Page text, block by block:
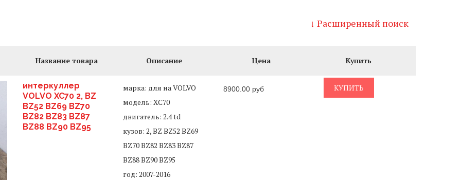
↓ Расширенный поиск
Название товара Описание Цена Купить
интеркуллер
VOLVO XC70 2, BZ
BZ52 BZ69 BZ70
BZ82 BZ83 BZ87
BZ88 BZ90 BZ95
марка: для на VOLVO
модель: XC70
двигатель: 2.4 td
кузов: 2, BZ BZ52 BZ69
BZ70 BZ82 BZ83 BZ87
BZ88 BZ90 BZ95
год: 2007-2016
8900.00 КУПИТЬ